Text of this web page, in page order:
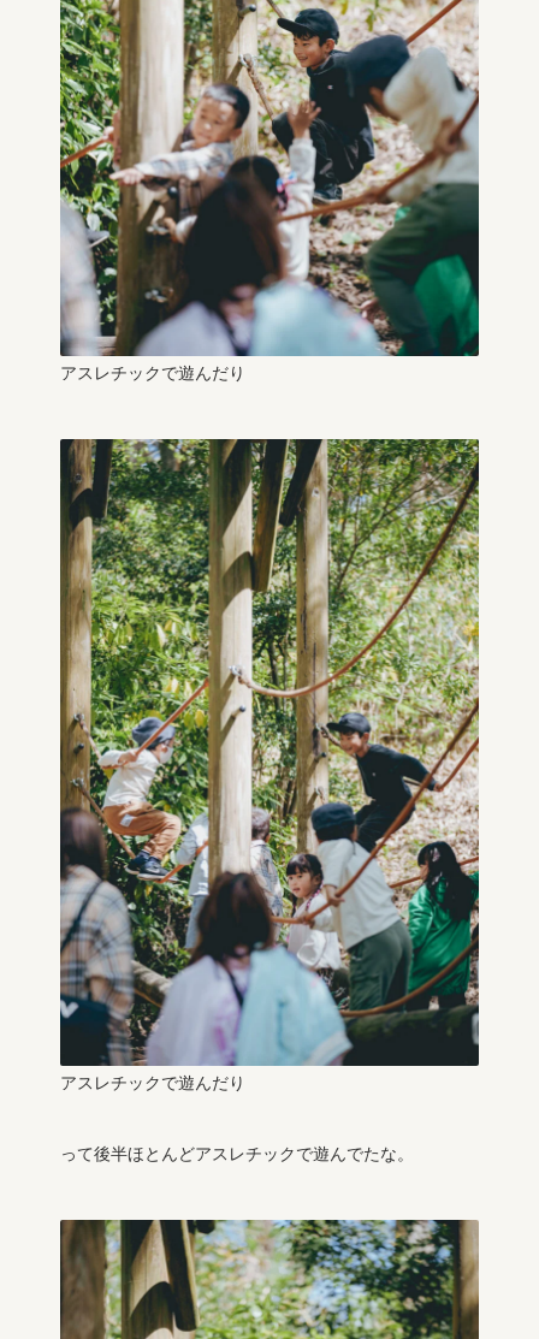
アスレチックで遊んだり
アスレチックで遊んだり
って後半ほとんどアスレチックで遊んでたな。